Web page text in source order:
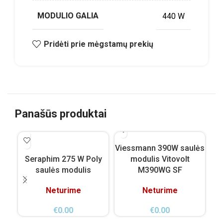
MODULIO GALIA 440 W
Pridėti prie mėgstamų prekių
Panašūs produktai
Seraphim 275 W Poly
saulės modulis
Neturime
€0.00
Viessmann 390W saulės
modulis Vitovolt
M390WG SF
Neturime
€0.00